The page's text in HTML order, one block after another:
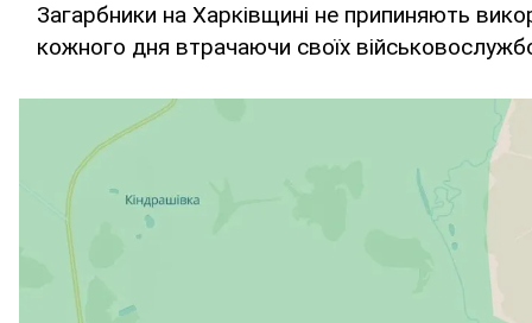
Загарбники на Харківщині не припиняють
кожного дня втрачаючи своїх